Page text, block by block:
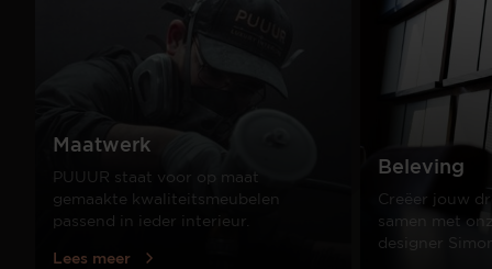
Maatwerk
PUUUR staat voor op maat
gemaakte kwaliteitsmeubelen
passend in ieder interieur.
Lees meer
Beleving
Creëer jouw
samen met
designer